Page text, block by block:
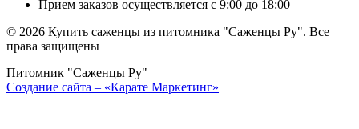
Прием заказов осуществляется с 9:00 до 18:00
© 2026 Купить саженцы из питомника "Саженцы Ру". Все
права защищены
Питомник "Саженцы Ру"
Создание сайта – «Карате Маркетинг»